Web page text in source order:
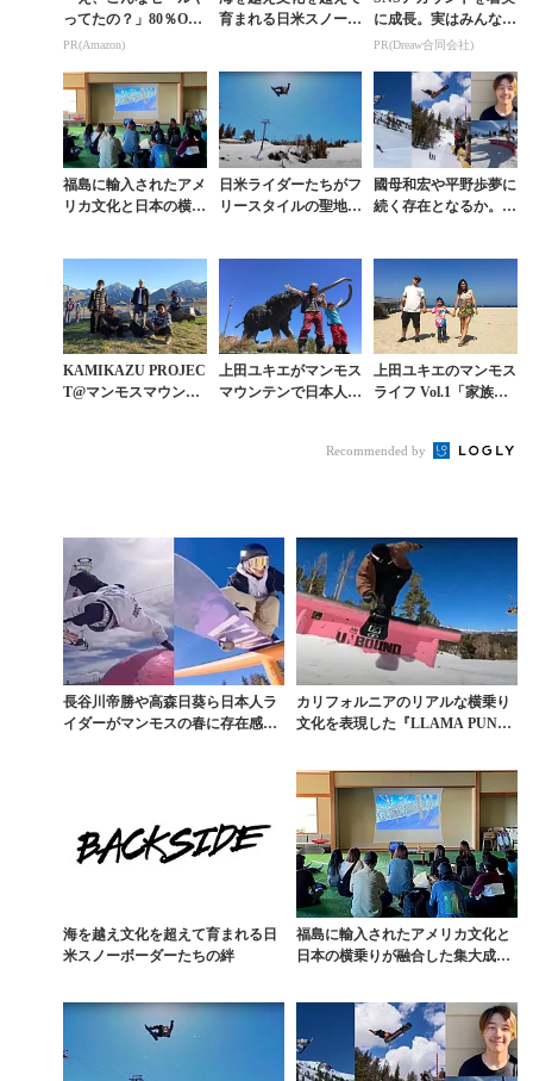
ってたの？」80％OFF
以上が続々登場！Am
PR(Amazon)
育まれる日米スノーボ
に成長。実はみんなコ
コ使ってます。
PR(Dreaw合同会社)
福島に輸入されたアメ
リカ文化と日本の横乗
日米ライダーたちがフ
リースタイルの聖地で
國母和宏や平野歩夢に
続く存在となるか。米
KAMIKAZU PROJEC
T@マンモスマウンテ
上田ユキエがマンモス
マウンテンで日本人ス
上田ユキエのマンモス
ライフ Vol.1「家族そ
Recommended by
長谷川帝勝や高森日葵ら日本人ラ
イダーがマンモスの春に存在感を
カリフォルニアのリアルな横乗り
文化を表現した『LLAMA PUNC
海を越え文化を超えて育まれる日
米スノーボーダーたちの絆
福島に輸入されたアメリカ文化と
日本の横乗りが融合した集大成